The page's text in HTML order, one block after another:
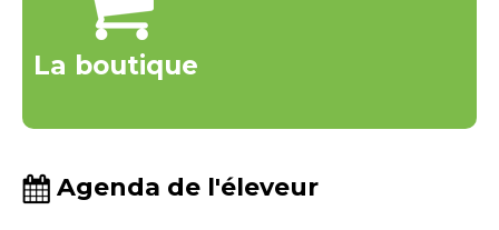
La boutique
Agenda de l'éleveur